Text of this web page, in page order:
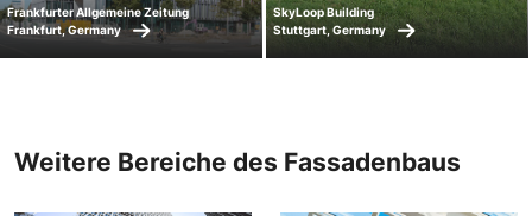
Frankfurter Allgemeine Zeitung
Frankfurt, Germany
SkyLoop Building
Stuttgart, Germany
Weitere Bereiche des Fassadenbaus